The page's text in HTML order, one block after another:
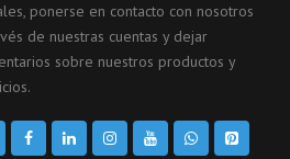
ponerse en contacto con nosotros
de nuestras cuentas y dejar
sobre nuestros productos y